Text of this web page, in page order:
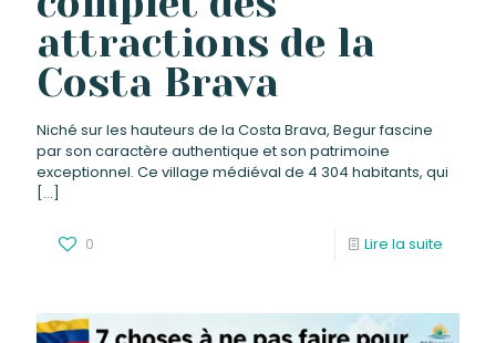
attractions de la
Costa Brava
Niché sur les hauteurs de la Costa Brava, Begur fascine
par son caractère authentique et son patrimoine
exceptionnel. Ce village médiéval de 4 304 habitants, qui
[…]
0 Lire la suite